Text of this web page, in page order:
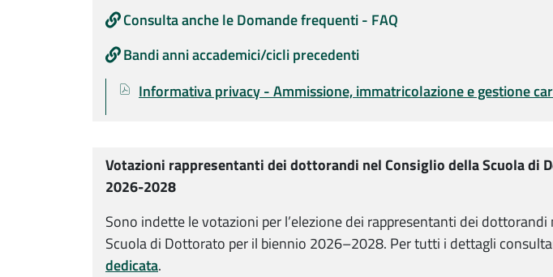
Consulta anche le Domande frequenti - FAQ
Bandi anni accademici/cicli precedenti
Documenti
Documento
Informativa privacy - Ammissione, immatricolazione e gestione
Votazioni rappresentanti dei dottorandi nel Consiglio della Scuola di
2026-2028
Sono indette le votazioni per l’elezione dei rappresentanti dei dottorandi
Scuola di Dottorato per il biennio 2026–2028. Per tutti i dettagli
dedicata.